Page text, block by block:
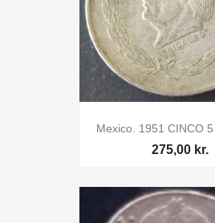
Mexico. 1951 CINCO 5
275,00 kr.